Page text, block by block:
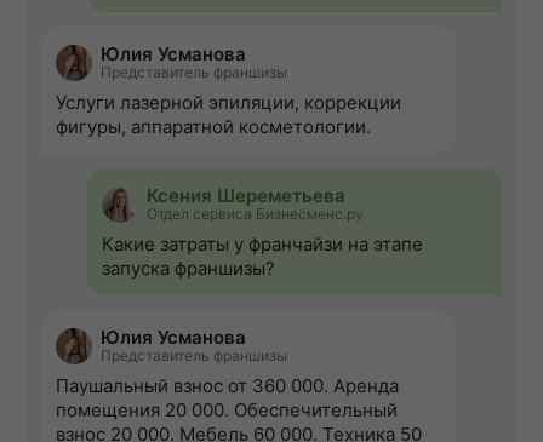
Юлия Усманова
Представитель франшизы
Услуги лазерной эпиляции, коррекции
фигуры, аппаратной косметологии.
Ксения Шереметьева
Отдел сервиса Бизнесменс.ру
Какие затраты у франчайзи на этапе
запуска франшизы?
Юлия Усманова
Представитель франшизы
Паушальный взнос от 360 000. Аренда
помещения 20 000. Обеспечительный
взнос 20 000. Мебель 60 000. Техника 50